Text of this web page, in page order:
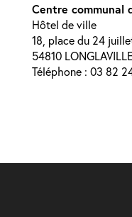
Centre communal
Hôtel de ville
18, place du 24
54810 LONGLAVILLE
Téléphone : 03 82